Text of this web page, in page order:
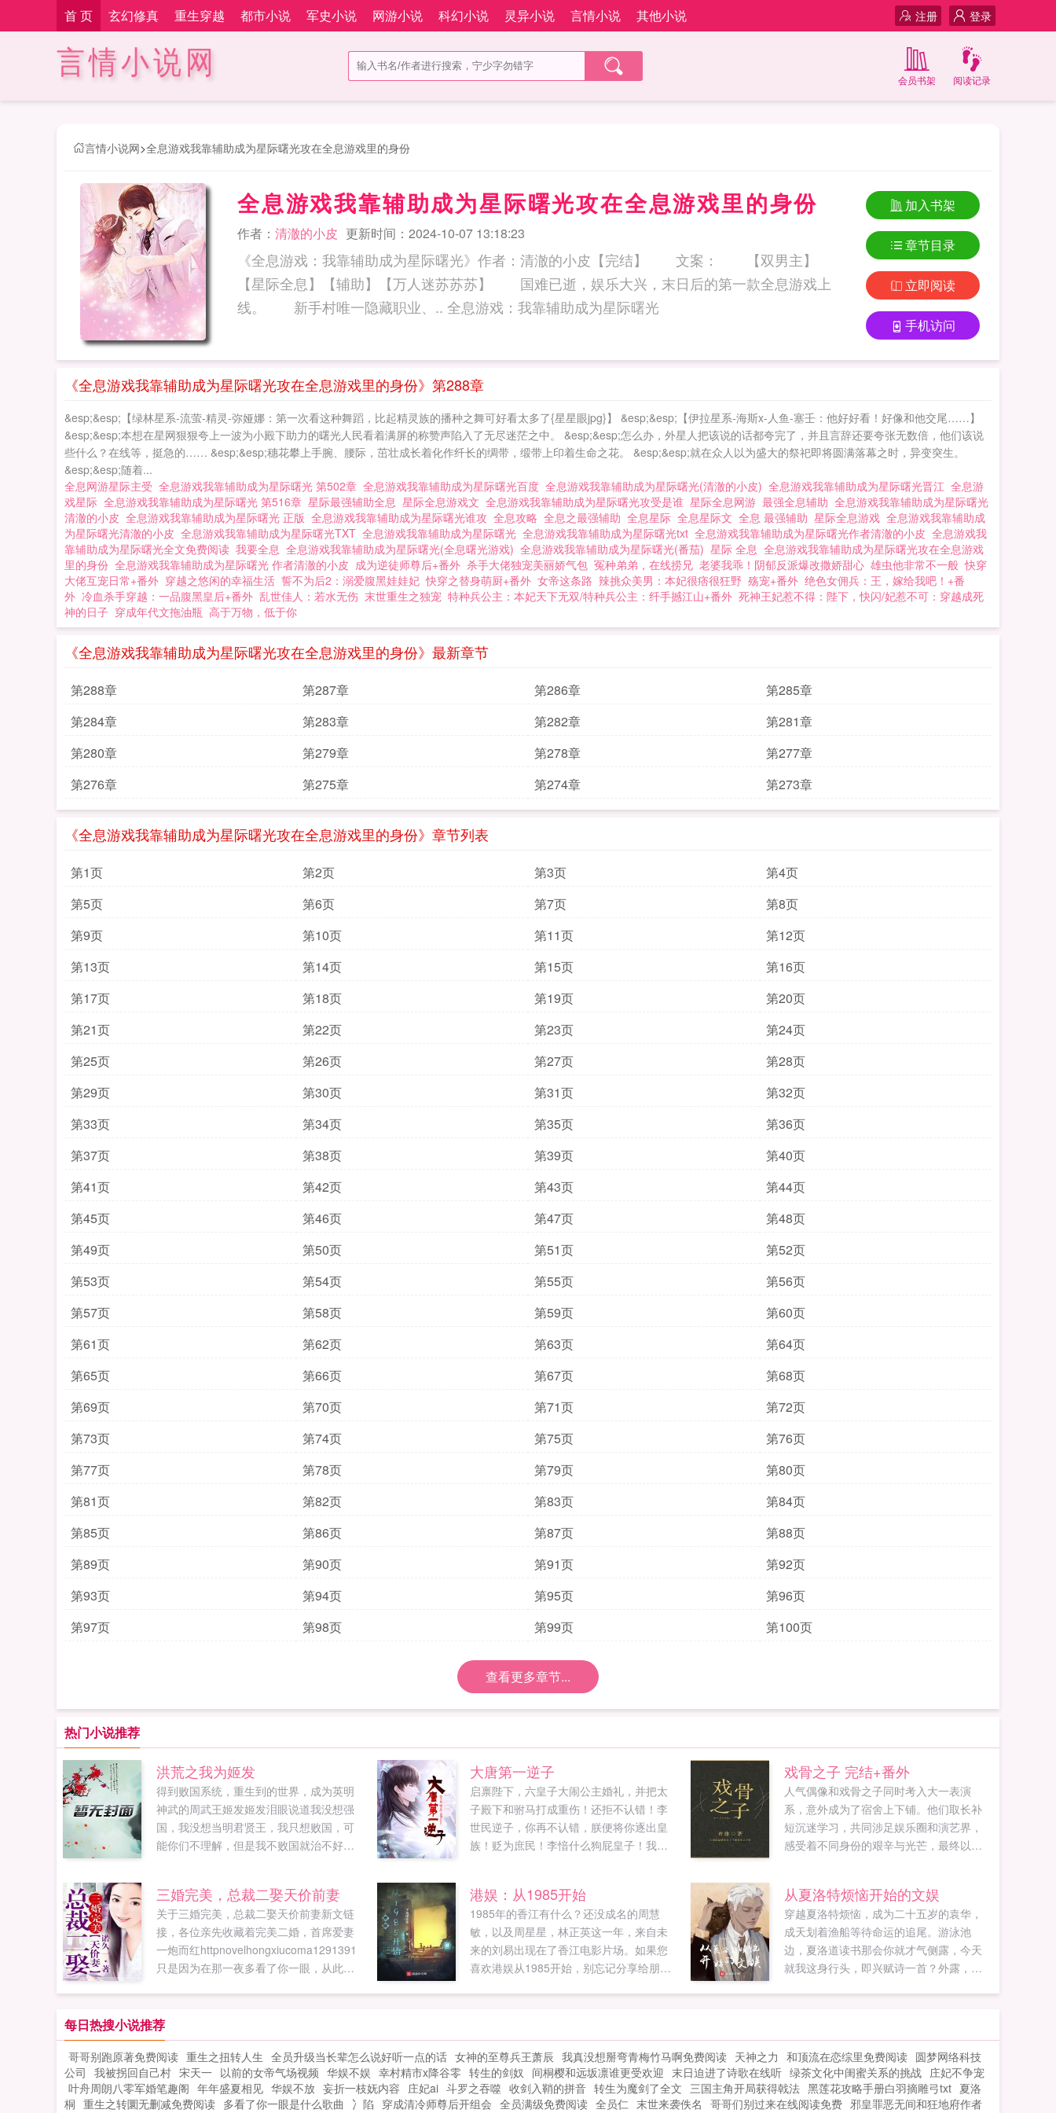
首 页 玄幻修真 重生穿越 都市小说 军史小说 网游小说 科幻小说 灵异小说 言情小说 其他小说 登录
注册
言情小说网 阅读记录
会员书架
言情小说网>全息游戏我靠辅助成为星际曙光攻在全息游戏里的身份
全息游戏我靠辅助成为星际曙光攻在全息游戏里的身份
作者： 清澈的小皮 更新时间：2024-10-07 13:18:23
《全息游戏：我靠辅助成为星际曙光》作者：清澈的小皮【完结】 文案： 【双男主】
【星际全息】【辅助】【万人迷苏苏苏】 国难已逝，娱乐大兴，末日后的第一款全息游戏上
线。 新手村唯一隐藏职业、.. 全息游戏：我靠辅助成为星际曙光
加入书架
章节目录
立即阅读
手机访问
《全息游戏我靠辅助成为星际曙光攻在全息游戏里的身份》第288章
&esp;&esp;【绿林星系-流萤-精灵-弥娅娜：第一次看这种舞蹈，比起精灵族的播种之舞可好看太多了{星星眼jpg}】 &esp;&esp;【伊拉星系-海斯x-人鱼-塞壬：他好好看！好像和他交尾……】
&esp;&esp;本想在星网狠狠夸上一波为小殿下助力的曙光人民看着满屏的称赞声陷入了无尽迷茫之中。 &esp;&esp;怎么办，外星人把该说的话都夸完了，并且言辞还要夸张无数倍，他们该说
些什么？在线等，挺急的…… &esp;&esp;穗花攀上手腕、腰际，茁壮成长着化作纤长的绸带，缎带上印着生命之花。 &esp;&esp;就在众人以为盛大的祭祀即将圆满落幕之时，异变突生。
&esp;&esp;随着...
全息网游星际主受 全息游戏我靠辅助成为星际曙光 第502章 全息游戏我靠辅助成为星际曙光百度 全息游戏我靠辅助成为星际曙光(清澈的小皮) 全息游戏我靠辅助成为星际曙光晋江 全息游
戏星际 全息游戏我靠辅助成为星际曙光 第516章 星际最强辅助全息 星际全息游戏文 全息游戏我靠辅助成为星际曙光攻受是谁 星际全息网游 最强全息辅助 全息游戏我靠辅助成为星际曙光
清澈的小皮 全息游戏我靠辅助成为星际曙光 正版 全息游戏我靠辅助成为星际曙光谁攻 全息攻略 全息之最强辅助 全息星际 全息星际文 全息 最强辅助 星际全息游戏 全息游戏我靠辅助成
为星际曙光清澈的小皮 全息游戏我靠辅助成为星际曙光TXT 全息游戏我靠辅助成为星际曙光 全息游戏我靠辅助成为星际曙光txt 全息游戏我靠辅助成为星际曙光作者清澈的小皮 全息游戏我
靠辅助成为星际曙光全文免费阅读 我要全息 全息游戏我靠辅助成为星际曙光(全息曙光游戏) 全息游戏我靠辅助成为星际曙光(番茄) 星际 全息 全息游戏我靠辅助成为星际曙光攻在全息游戏
里的身份 全息游戏我靠辅助成为星际曙光 作者清澈的小皮 成为逆徒师尊后+番外 杀手大佬独宠美丽娇气包 冤种弟弟，在线捞兄 老婆我乖！阴郁反派爆改撒娇甜心 雄虫他非常不一般 快穿
大佬互宠日常+番外 穿越之悠闲的幸福生活 誓不为后2：溺爱腹黑娃娃妃 快穿之替身萌厨+番外 女帝这条路 辣挑众美男：本妃很痞很狂野 殇宠+番外 绝色女佣兵：王，嫁给我吧！+番
外 冷血杀手穿越：一品腹黑皇后+番外 乱世佳人：若水无伤 末世重生之独宠 特种兵公主：本妃天下无双/特种兵公主：纤手撼江山+番外 死神王妃惹不得：陛下，快闪/妃惹不可：穿越成死
神的日子 穿成年代文拖油瓶 高于万物，低于你
《全息游戏我靠辅助成为星际曙光攻在全息游戏里的身份》最新章节
第288章 第287章 第286章
第285章
第284章
第283章 第282章
第281章
第280章
第279章 第278章
第277章
第276章
第275章 第274章 第273章
《全息游戏我靠辅助成为星际曙光攻在全息游戏里的身份》章节列表
第1页 第2页 第3页
第4页
第5页
第6页 第7页
第8页
第9页
第10页 第11页
第12页
第13页
第14页 第15页
第16页
第17页
第18页 第19页
第20页
第21页
第22页 第23页
第24页
第25页
第26页 第27页
第28页
第29页
第30页 第31页
第32页
第33页
第34页 第35页
第36页
第37页
第38页 第39页
第40页
第41页
第42页 第43页
第44页
第45页
第46页 第47页
第48页
第49页
第50页 第51页
第52页
第53页
第54页 第55页
第56页
第57页
第58页 第59页
第60页
第61页
第62页 第63页
第64页
第65页
第66页 第67页
第68页
第69页
第70页 第71页
第72页
第73页
第74页 第75页
第76页
第77页
第78页 第79页
第80页
第81页
第82页 第83页
第84页
第85页
第86页 第87页
第88页
第89页
第90页 第91页
第92页
第93页
第94页 第95页
第96页
第97页
第98页 第99页 第100页
查看更多章节...
热门小说推荐
洪荒之我为姬发
得到败国系统，重生到的世界，成为英明
神武的周武王姬发姬发泪眼说道我没想强
国，我没想当明君贤王，我只想败国，可
能你们不理解，但是我不败国就治不好病
君周武王做的这些，就没有强国，朋友们
让我一起加油干，为了伟大的强国梦！如
果您喜欢洪荒之我为姬发，别忘记分享给
朋友...
大唐第一逆子
启禀陛下，六皇子大闹公主婚礼，并把太
子殿下和驸马打成重伤！还拒不认错！李
世民逆子，你再不认错，朕便将你逐出皇
族！贬为庶民！李愔什么狗屁皇子！我不
您好。他的琉璃厂月入百万贯。堪比长安
半年税收。李世民惊恐这陛下，六皇子的
集团公司提供了千万个就业岗位，让千万
家庭奔小康。月进账亿万贯！富可敌国！
李世民急了快召我儿回宫，大不了朕给他
道歉。晚了！六皇子带着他的远洋舰队已
出面求他回来！如果您喜欢大唐第一逆
子，别忘记分享给朋友...
戏骨之子 完结+番外
人气偶像和戏骨之子同时考入大一表演
系，意外成为了宿舍上下铺。他们取长补
短沉迷学习，共同涉足娱乐圈和演艺界，
感受着不同身份的艰辛与光芒，最终以实
三婚完美，总裁二娶天价前妻
关于三婚完美，总裁二娶天价前妻新文链
接，各位亲先收藏着完美二婚，首席爱妻
一炮而红httpnovelhongxiucoma1291391
只是因为在那一夜多看了你一眼，从此，
港娱：从1985开始
1985年的香江有什么？还没成名的周慧
敏，以及周星星，林正英这一年，来自未
来的刘易出现在了香江电影片场。如果您
喜欢港娱从1985开始，别忘记分享给朋
从夏洛特烦恼开始的文娱
穿越夏洛特烦恼，成为二十五岁的袁华，
成天划着渔船等待命运的追尾。游泳池
边，夏洛道读书那会你就才气侧露，今天
就我这身行头，即兴赋诗一首？外露，外
袁华洛哥，我想开一家电影投资公司。如
果您喜欢从夏洛特烦恼开始的文娱，别忘
记分享给朋友...
每日热搜小说推荐
哥哥别跑原著免费阅读 重生之扭转人生 全员升级当长辈怎么说好听一点的话 女神的至尊兵王萧辰 我真没想掰弯青梅竹马啊免费阅读 天神之力 和顶流在恋综里免费阅读 圆梦网络科技
公司 我被拐回自己村 宋天一 以前的女帝气场视频 华娱不娱 幸村精市x降谷零 转生的剑奴 间桐樱和远坂凛谁更受欢迎 末日迫进了诗歌在线听 绿茶文化中闺蜜关系的挑战 庄妃不争宠
叶舟周朗八零军婚笔趣阁 年年盛夏相见 华娱不放 妄折一枝妩内容 庄妃ai 斗罗之吞噬 收剑入鞘的拼音 转生为魔剑了全文 三国主角开局获得戟法 黑莲花攻略手册白羽摘雕弓txt 夏洛
桐 重生之转圜无删减免费阅读 多看了你一眼是什么歌曲 冫陷 穿成清冷师尊后开组会 全员满级免费阅读 全员仁 末世来袭佚名 哥哥们别过来在线阅读免费 邪皇罪恶无间和狂地府作者